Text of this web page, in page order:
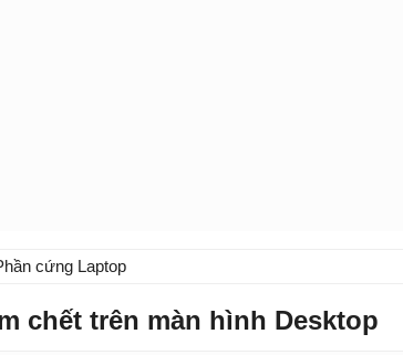
cứng Laptop
chết trên màn hình Desktop